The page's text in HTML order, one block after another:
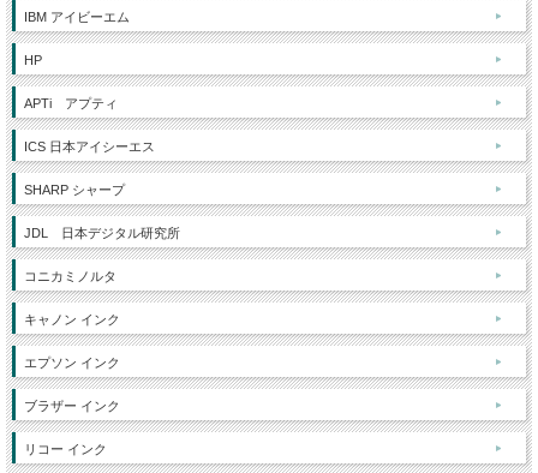
IBM アイビーエム
HP
APTi アプティ
ICS 日本アイシーエス
SHARP シャープ
JDL 日本デジタル研究所
コニカミノルタ
キャノン インク
エプソン インク
ブラザー インク
リコー インク